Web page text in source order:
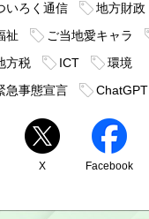
いろく通信 地方財政
祉
ご当地愛キャラ
方税
ICT
環境
急事態宣言
ChatGPT
X Facebook